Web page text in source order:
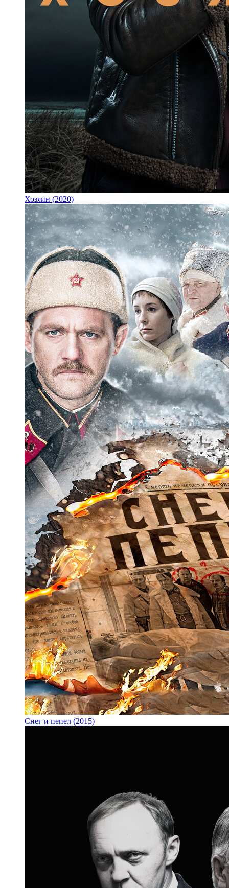
Хозяин (2020)
Снег и пепел (2015)